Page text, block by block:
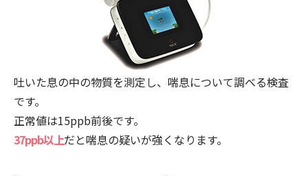
吐いた息の中の物質を測定し、喘息について調べる検査
です。
正常値は15ppb前後です。
37ppb以上だと喘息の疑いが強くなります。